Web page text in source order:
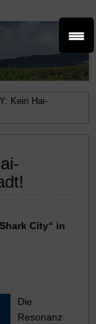
Kein Hai-
City“ in
Die
Resonanz